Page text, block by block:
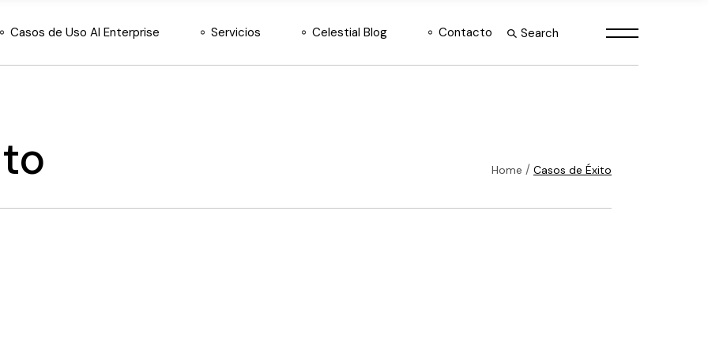
Casos de Uso AI Enterprise Servicios
Hardware y licencias Nvidia
Celestial Blog Contacto Search
Sobre Nosotros
Consultoría Estratégica
Home Casos de Éxito